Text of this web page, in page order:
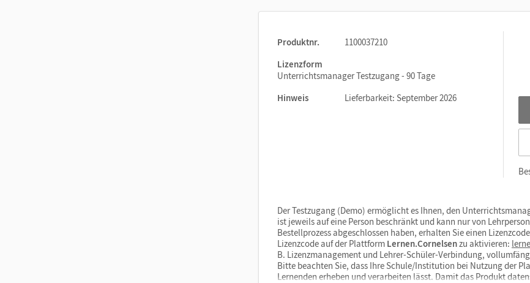
Produktnr.
1100037210
Lizenzform
Unterrichtsmanager Testzugang - 90 Tage
Hinweis
Lieferbarkeit: September 2026
Der Testzugang (Demo) ermöglicht es Ihnen, den
ist jeweils auf eine Person beschränkt und kann nur von
Bestellprozess abgeschlossen haben, erhalten Sie einen
Lizenzcode auf der Plattform Lernen.Cornelsenzu aktivieren:
B. Lizenzmanagement und Lehrer-Schüler-Verbindung,
Bitte beachten Sie, dass Ihre Schule/Institution bei Nutzung der
Lernenden erheben und verarbeiten lässt. Damit das Produkt